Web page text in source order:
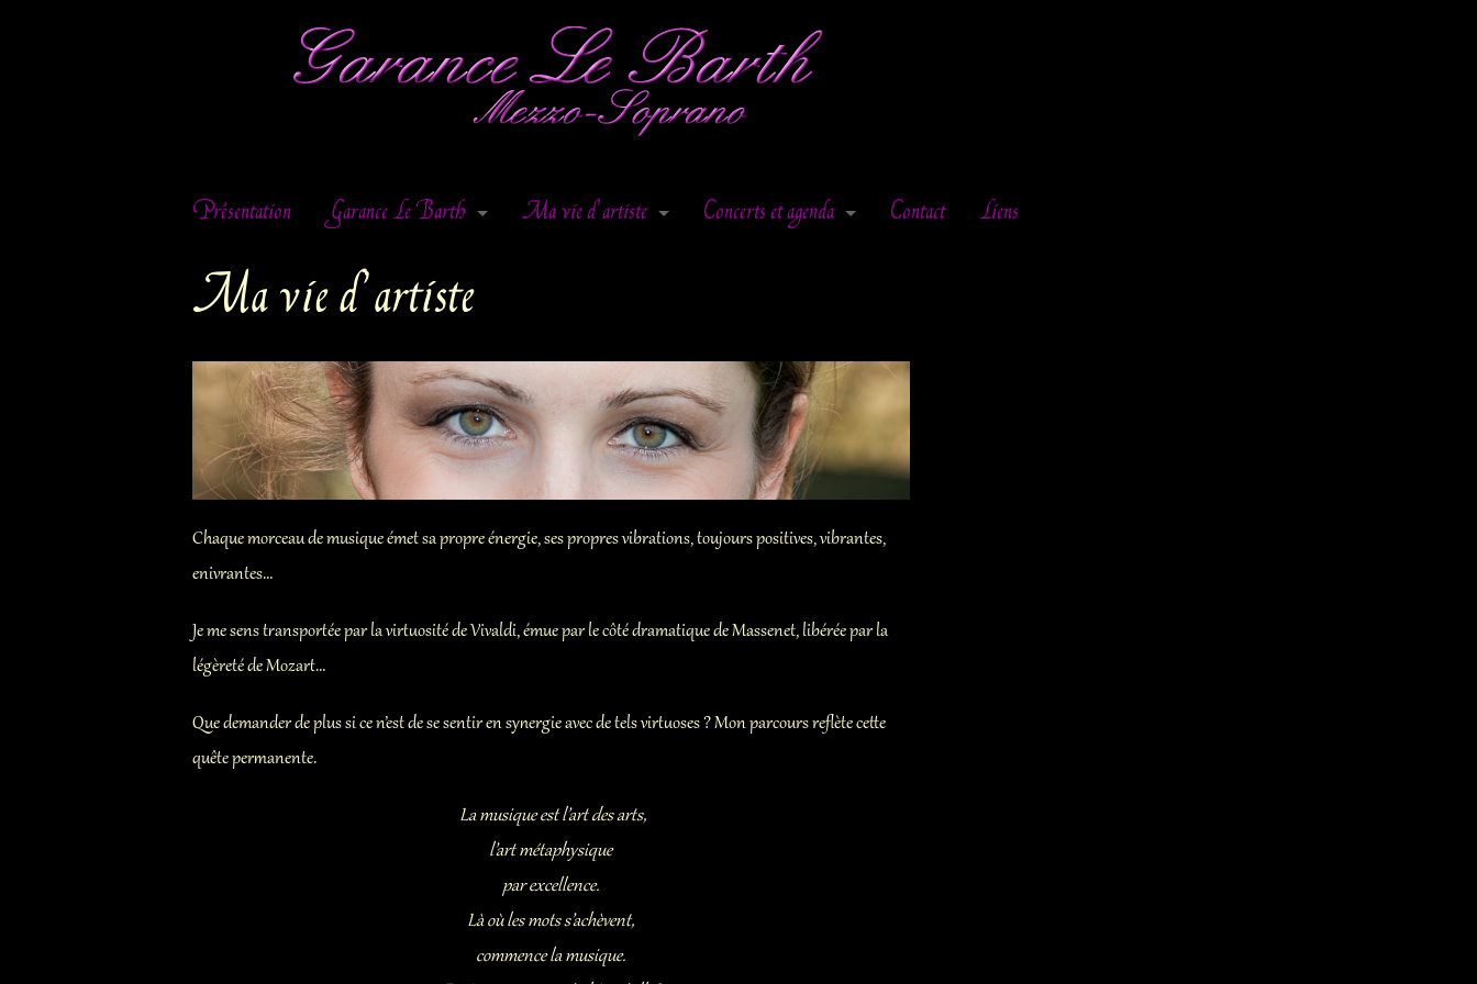
Présentation
Garance Le Barth
Parcours Musical
Répertoire
Extraits
Ma vie d’artiste
Articles de Presse
Concerts et agenda
Concert de Noël
Stabat Mater de Pergolèse
Récital « les plus beaux Avé Maria »
Contact Liens
Ma vie d’artiste
Chaque morceau de musique émet sa propre énergie, ses propres vibrations, toujours positives, vibrantes,
enivrantes…
Je me sens transportée par la virtuosité de Vivaldi, émue par le côté dramatique de Massenet, libérée par la
légèreté de Mozart…
Que demander de plus si ce n’est de se sentir en synergie avec de tels virtuoses ? Mon parcours reflète cette
quête permanente.
La musique est l’art des arts,
l’art métaphysique
par excellence.
Là où les mots s’achèvent,
commence la musique.